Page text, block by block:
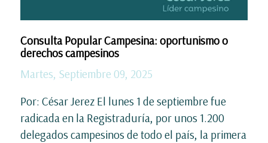
Consulta Popular Campesina: oportunismo o
derechos campesinos
Martes, Septiembre 09, 2025
Por: César Jerez El lunes 1 de septiembre fue
radicada en la Registraduría, por unos 1.200
delegados campesinos de todo el país, la primera